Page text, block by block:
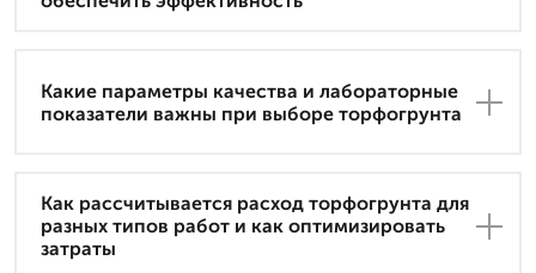
Какие параметры качества и лабораторные
показатели важны при выборе торфогрунта
Как рассчитывается расход торфогрунта для
разных типов работ и как оптимизировать
затраты